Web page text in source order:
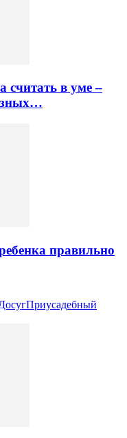
считать в уме –
правильно
Приусадебный